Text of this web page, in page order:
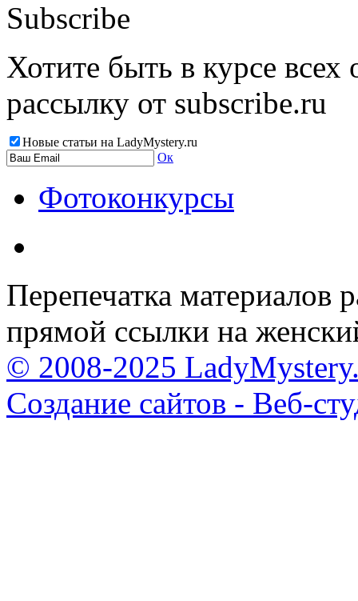
Subscribe
Хотите быть в курсе
рассылку от subscribe.ru
Новые статьи на LadyMystery.ru
Ок
Фотоконкурсы
Перепечатка материалов
прямой ссылки на
© 2008-2025
Создание сайтов - Веб-